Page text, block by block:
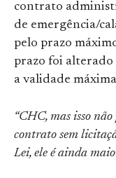
contrato
de emergência/
pelo prazo
prazo foi alterado
a validade
“CHC, mas isso
contrato sem
Lei, ele é ainda